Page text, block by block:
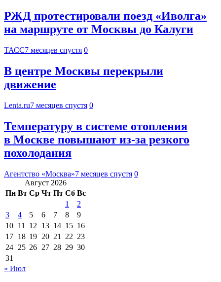
РЖД протестировали поезд «Иволга»
на маршруте от Москвы до Калуги
ТАСС7 месяцев спустя 0
В центре Москвы перекрыли
движение
Lenta.ru7 месяцев спустя 0
Температуру в системе отопления
в Москве повышают из-за резкого
похолодания
Агентство «Москва»7 месяцев спустя 0
Август 2026
Пн Вт Ср Чт Пт Сб Вс
1
2
3
4 5 6 7 8
9
10 11 12 13 14 15 16
17 18 19 20 21 22 23
24 25 26 27 28 29 30
31
« Июл